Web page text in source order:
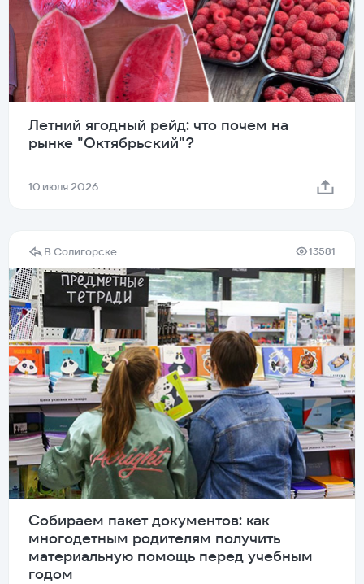
Летний ягодный рейд: что почем на
рынке "Октябрьский"?
10 июля 2026
В Солигорске 13581
Собираем пакет документов: как
многодетным родителям получить
материальную помощь перед учебным
годом